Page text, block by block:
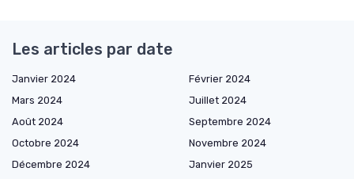
Les articles par date
Janvier 2024
Février 2024
Mars 2024
Juillet 2024
Août 2024
Septembre 2024
Octobre 2024
Novembre 2024
Décembre 2024
Janvier 2025